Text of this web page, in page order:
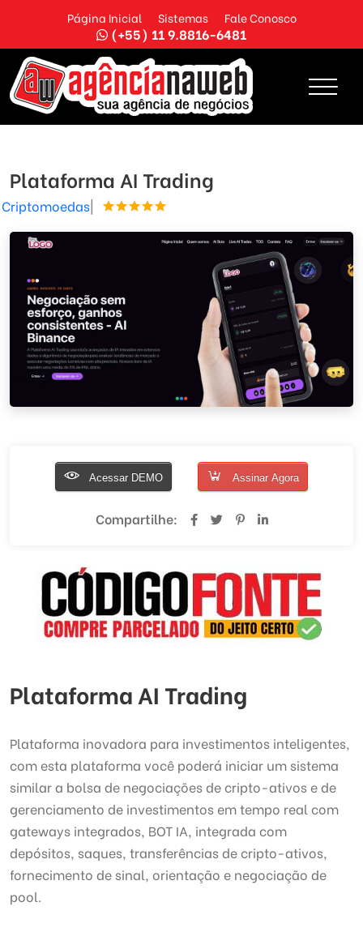
Página Inicial Sistemas Fale Conosco
(+55) 11 9.8816-6481
Plataforma AI Trading
Criptomoedas|
Acessar DEMO Assinar Agora
Compartilhe:
Plataforma AI Trading
Plataforma inovadora para investimentos inteligentes,
com esta plataforma você poderá iniciar um sistema
similar a bolsa de negociações de cripto-ativos e de
gerenciamento de investimentos em tempo real com
gateways integrados, BOT IA, integrada com
depósitos, saques, transferências de cripto-ativos,
fornecimento de sinal, orientação e negociação de
pool.